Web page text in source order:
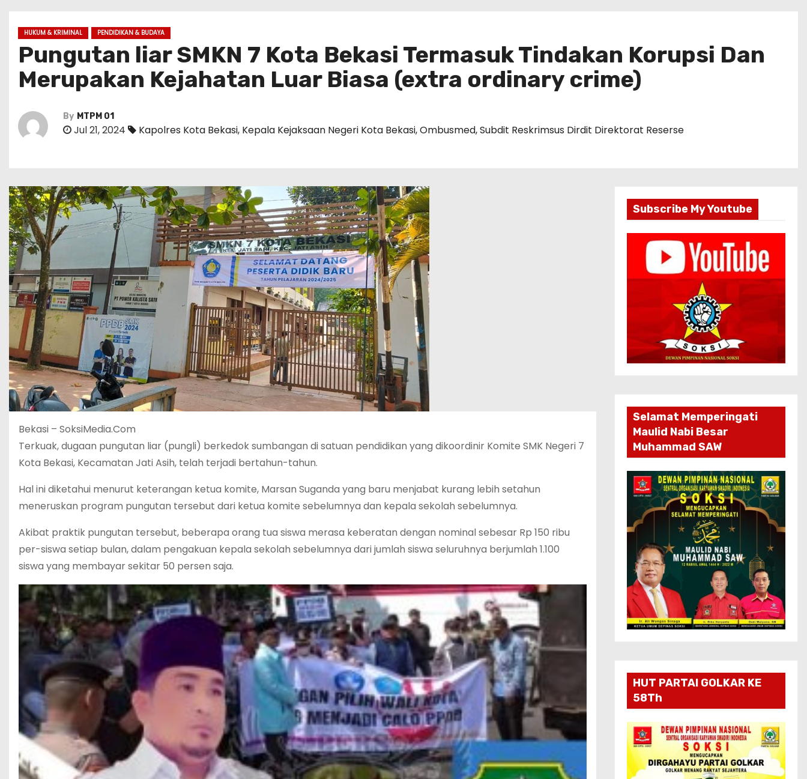
HUKUM & KRIMINAL PENDIDIKAN & BUDAYA
Pungutan liar SMKN 7 Kota Bekasi Termasuk Tindakan Korupsi Dan
Merupakan Kejahatan Luar Biasa (extra ordinary crime)
By MTPM 01
Jul 21, 2024 Kapolres Kota Bekasi, Kepala Kejaksaan Negeri Kota Bekasi,Ombusmed,Subdit Reskrimsus Dirdit Direktorat Reserse
Bekasi – SoksiMedia.Com
Terkuak, dugaan pungutan liar (pungli) berkedok sumbangan di satuan pendidikan yang dikoordinir Komite SMK Negeri 7
Kota Bekasi, Kecamatan Jati Asih, telah terjadi bertahun-tahun.
Hal ini diketahui menurut keterangan ketua komite, Marsan Suganda yang baru menjabat kurang lebih setahun
meneruskan program pungutan tersebut dari ketua komite sebelumnya dan kepala sekolah sebelumnya.
Akibat praktik pungutan tersebut, beberapa orang tua siswa merasa keberatan dengan nominal sebesar Rp 150 ribu
per-siswa setiap bulan, dalam pengakuan kepala sekolah sebelumnya dari jumlah siswa seluruhnya berjumlah 1.100
siswa yang membayar sekitar 50 persen saja.
Subscribe My Youtube
Selamat Memperingati
Maulid Nabi Besar
Muhammad SAW
HUT PARTAI GOLKAR KE
58Th